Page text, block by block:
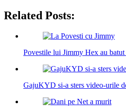
Related Posts:
Povestile lui Jimmy Hex au
GajuKYD si-a sters video-urile